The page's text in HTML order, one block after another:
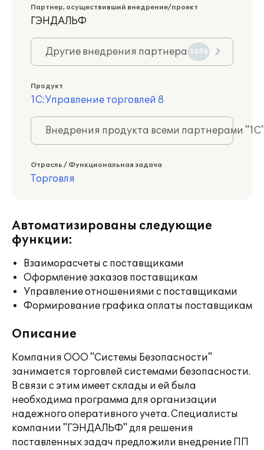
Партнер, осуществивший внедрение/проект
ГЭНДАЛЬФ
Другие внедрения партнера 3256
Продукт
1С:Управление торговлей 8
Внедрения продукта всеми партнерами
Отрасль / Функциональная задача
Торговля
Автоматизированы следующие
функции:
Взаиморасчеты с поставщиками
Оформление заказов поставщикам
Управление отношениями с поставщиками
Формирование графика оплаты поставщикам
Описание
Компания ООО "Системы Безопасности"
занимается торговлей системами безопасности.
В связи с этим имеет склады и ей была
необходима программа для организации
надежного оперативного учета. Специалисты
компании "ГЭНДАЛЬФ" для решения
поставленных задач предложили внедрение ПП